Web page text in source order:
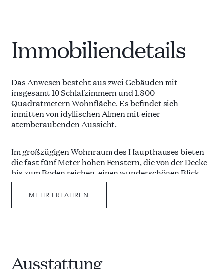
Immobiliendetails
Das Anwesen besteht aus zwei Gebäuden mit
insgesamt 10 Schlafzimmern und 1.800
Quadratmetern Wohnfläche. Es befindet sich
inmitten von idyllischen Almen mit einer
atemberaubenden Aussicht.
Im großzügigen Wohnraum des Haupthauses bieten
die fast fünf Meter hohen Fenstern, die von der Decke
bis zum Boden reichen, einen wunderschönen Blick
auf das Tal.
Das luxuriöse Anwesen beinhaltet 5 schallisolierte
Heimkino mit einer 3,6 Meter großen Leinwand, ein
MEHR ERFAHREN
Ausstattung